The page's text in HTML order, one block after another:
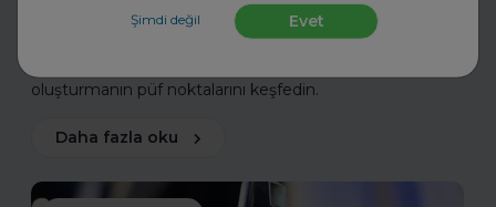
Şimdi değil Evet
LinkedIn, CV ve ön yazı için AI yazım araçları nasıl çalışır?
oluşturmanın püf noktalarını keşfedin.
Daha fazla oku